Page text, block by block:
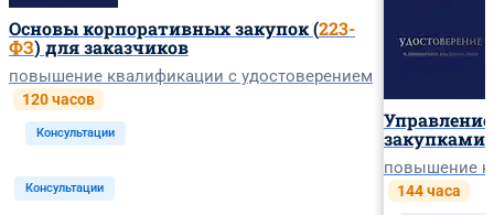
Основы корпоративных закупок (223-
ФЗ) для заказчиков
повышение квалификации с удостоверением
120 часов
Консультации
Консультации
закупками (
повышение
144 часа